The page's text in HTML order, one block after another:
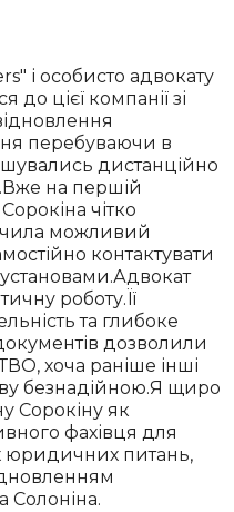
і особисто адвокату
до цієї компанії зі
перебуваючи в
дистанційно
на першій
чітко
можливий
контактувати
роботу.Її
та глибоке
дозволили
хоча раніше інші
безнадійною.Я щиро
Сорокіну як
фахівця для
юридичних питань,
Солоніна.